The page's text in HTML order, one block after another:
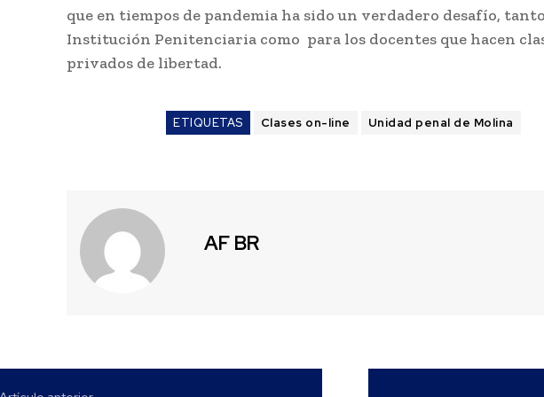
que en tiempos de pandemia ha sido un verdadero desafío,
Institución Penitenciaria como para los docentes que hacen
privados de libertad.
ETIQUETAS Clases on-line Unidad penal de Molina
AF BR